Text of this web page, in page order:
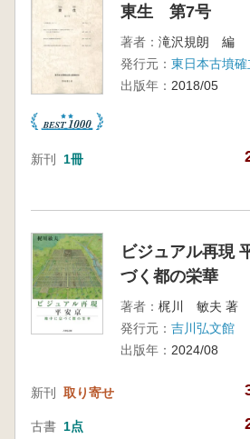
東生 第7号
著者： 滝沢規朗 編
発行元： 東日本古墳
出版年： 2018/05
新刊 1冊
ビジュアル再現
づく都の栄華
著者： 梶川 敏夫 著
発行元： 吉川弘文館
出版年： 2024/08
新刊 取り寄せ
古書 1点